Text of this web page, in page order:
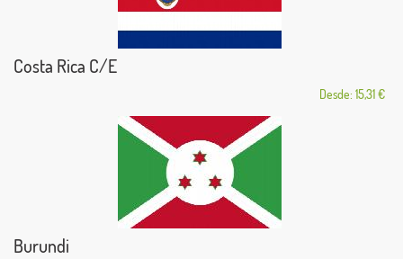
Costa Rica C/E
Desde: 15,31 €
Burundi